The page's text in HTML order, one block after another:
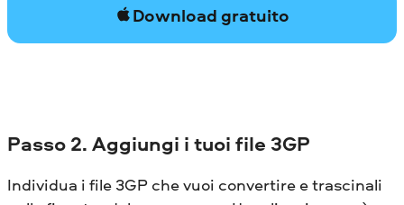
Download gratuito
Passo 2. Aggiungi i tuoi file 3GP
Individua i file 3GP che vuoi convertire e trascinali